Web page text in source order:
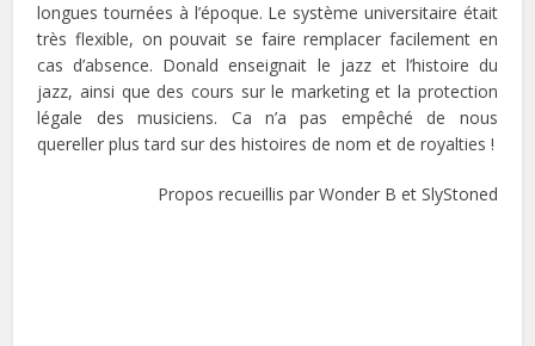
longues tournées à l’époque. Le système universitaire était
très flexible, on pouvait se faire remplacer facilement en
cas d’absence. Donald enseignait le jazz et l’histoire du
jazz, ainsi que des cours sur le marketing et la protection
légale des musiciens. Ca n’a pas empêché de nous
quereller plus tard sur des histoires de nom et de royalties !
Propos recueillis par Wonder B et SlyStoned